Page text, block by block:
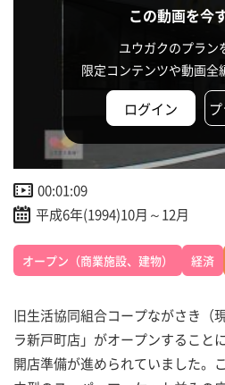
この動画を今
ユウガクのプラン
限定コンテンツや動画全
ログイン
00:01:09
平成6年(1994)10月～12月
オープン（商業施設、建物） 経済
旧生活協同組合コープながさき（
ラ新戸町店」がオープンすること
開店準備が進められていました。